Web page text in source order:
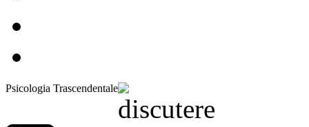
Psicologia Trascendentale